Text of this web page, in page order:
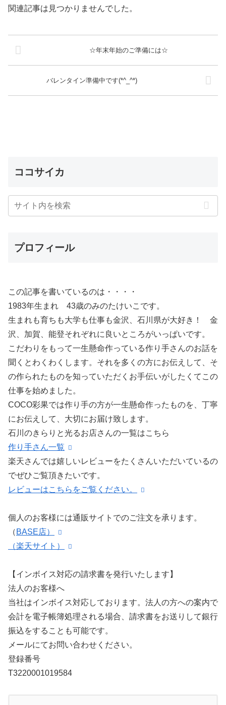
関連記事は見つかりませんでした。
☆年末年始のご準備には☆
バレンタイン準備中です(*^_^*)
ココサイカ
プロフィール
この記事を書いているのは・・・・
1983年生まれ 43歳のみのたけいこです。
生まれも育ちも大学も仕事も金沢、石川県が大好き！ 金
沢、加賀、能登それぞれに良いところがいっぱいです。
こだわりをもって一生懸命作っている作り手さんのお話を
聞くとわくわくします。それを多くの方にお伝えして、そ
の作られたものを知っていただくお手伝いがしたくてこの
仕事を始めました。
COCO彩果では作り手の方が一生懸命作ったものを、丁寧
にお伝えして、大切にお届け致します。
石川のきらりと光るお店さんの一覧はこちら
作り手さん一覧
楽天さんでは嬉しいレビューをたくさんいただいているの
でぜひご覧頂きたいです。
レビューはこちらをご覧ください。
個人のお客様には通販サイトでのご注文を承ります。
（ BASE店）
（楽天サイト）
【インボイス対応の請求書を発行いたします】
法人のお客様へ
当社はインボイス対応しております。法人の方への案内で
会計を電子帳簿処理される場合、請求書をお送りして銀行
振込をすることも可能です。
メールにてお問い合わせください。
登録番号
T3220001019584